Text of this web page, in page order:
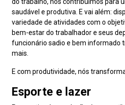
saudável e produtiva. E vai além:
variedade de atividades com o
bem-estar do trabalhador e seus
funcionário sadio e bem informado
mais.
E com produtividade, nós
Esporte e lazer